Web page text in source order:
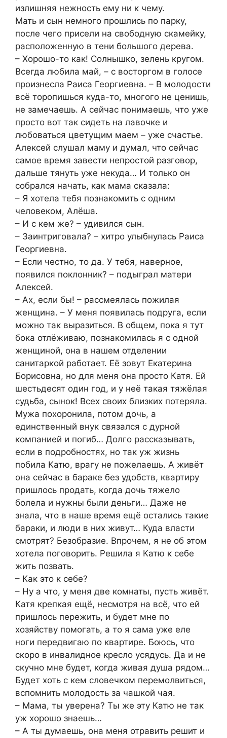
излишняя нежность ему ни к чему.
Мать и сын немного прошлись по парку,
после чего присели на свободную скамейку,
расположенную в тени большого дерева.
– Хорошо-то как! Солнышко, зелень кругом.
Всегда любила май, – с восторгом в голосе
произнесла Раиса Георгиевна. – В молодости
всё торопишься куда-то, многого не ценишь,
не замечаешь. А сейчас понимаешь, что уже
просто вот так сидеть на лавочке и
любоваться цветущим маем – уже счастье.
Алексей слушал маму и думал, что сейчас
самое время завести непростой разговор,
дальше тянуть уже некуда… И только он
собрался начать, как мама сказала:
– Я хотела тебя познакомить с одним
человеком, Алёша.
– И с кем же? – удивился сын.
– Заинтриговала? – хитро улыбнулась Раиса
Георгиевна.
– Если честно, то да. У тебя, наверное,
появился поклонник? – подыграл матери
Алексей.
– Ах, если бы! – рассмеялась пожилая
женщина. – У меня появилась подруга, если
можно так выразиться. В общем, пока я тут
бока отлёживаю, познакомилась я с одной
женщиной, она в нашем отделении
санитаркой работает. Её зовут Екатерина
Борисовна, но для меня она просто Катя. Ей
шестьдесят один год, и у неё такая тяжёлая
судьба, сынок! Всех своих близких потеряла.
Мужа похоронила, потом дочь, а
единственный внук связался с дурной
компанией и погиб… Долго рассказывать,
если в подробностях, но так уж жизнь
побила Катю, врагу не пожелаешь. А живёт
она сейчас в бараке без удобств, квартиру
пришлось продать, когда дочь тяжело
болела и нужны были деньги… Даже не
знала, что в наше время ещё остались такие
бараки, и люди в них живут… Куда власти
смотрят? Безобразие. Впрочем, я не об этом
хотела поговорить. Решила я Катю к себе
жить позвать.
– Как это к себе?
– Ну а что, у меня две комнаты, пусть живёт.
Катя крепкая ещё, несмотря на всё, что ей
пришлось пережить, и будет мне по
хозяйству помогать, а то я сама уже еле
ноги передвигаю по квартире. Боюсь, что
скоро в инвалидное кресло усядусь. Да и не
скучно мне будет, когда живая душа рядом…
Будет хоть с кем словечком перемолвиться,
вспомнить молодость за чашкой чая.
– Мама, ты уверена? Ты же эту Катю не так
уж хорошо знаешь…
– А ты думаешь, она меня отравить решит и